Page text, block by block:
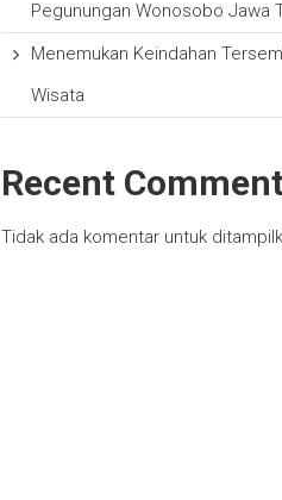
Pegunungan Wonosobo Jawa
Menemukan Keindahan
Wisata
Recent
Tidak ada komentar untuk